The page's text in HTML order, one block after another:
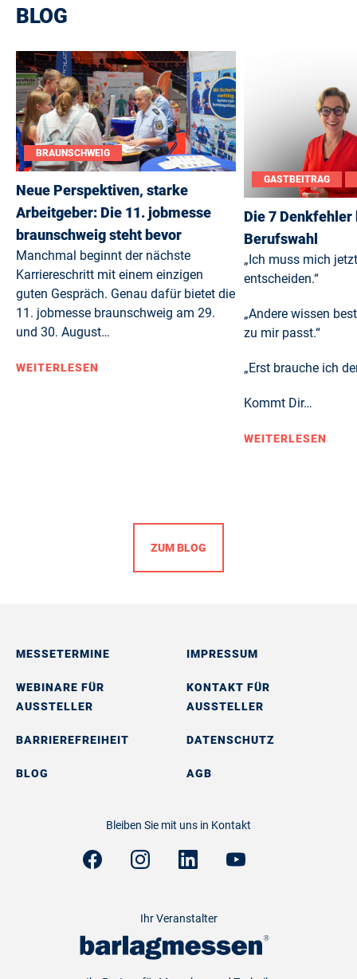
BLOG
BRAUNSCHWEIG
Neue Perspektiven, starke
Arbeitgeber: Die 11. jobmesse
braunschweig steht bevor
Manchmal beginnt der nächste
Karriereschritt mit einem einzigen
guten Gespräch. Genau dafür bietet die
11. jobmesse braunschweig am 29.
und 30. August…
WEITERLESEN
GASTBEITRAG
Die 7 Denkfehler
Berufswahl
„Ich muss mich
entscheiden.“
„Andere wissen
zu mir passt.“
„Erst brauche ich
Kommt Dir…
WEITERLESEN
ZUM BLOG
MESSETERMINE
WEBINARE FÜR
AUSSTELLER
BARRIEREFREIHEIT
BLOG
IMPRESSUM
KONTAKT FÜR
AUSSTELLER
DATENSCHUTZ
AGB
Bleiben Sie mit uns in Kontakt
Ihr Veranstalter